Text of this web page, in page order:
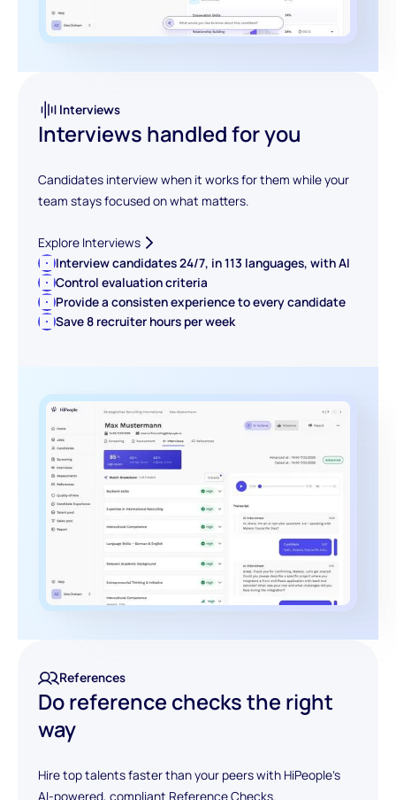
Interviews
Interviews handled for you
Candidates interview when it works for them while your
team stays focused on what matters.
Explore Interviews
Interview candidates 24/7, in 113 languages, with AI
Control evaluation criteria
Provide a consisten experience to every candidate
Save 8 recruiter hours per week
References
Do reference checks the right
way
Hire top talents faster than your peers with HiPeople's
AI-powered, compliant Reference Checks.